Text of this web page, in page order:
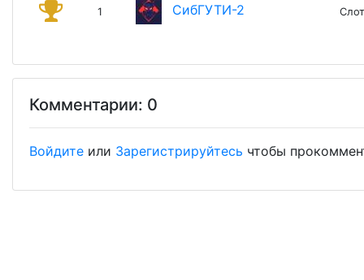
1 СибГУТИ-2
Комментарии: 0
Войдите или Зарегистрируйтесь чтобы